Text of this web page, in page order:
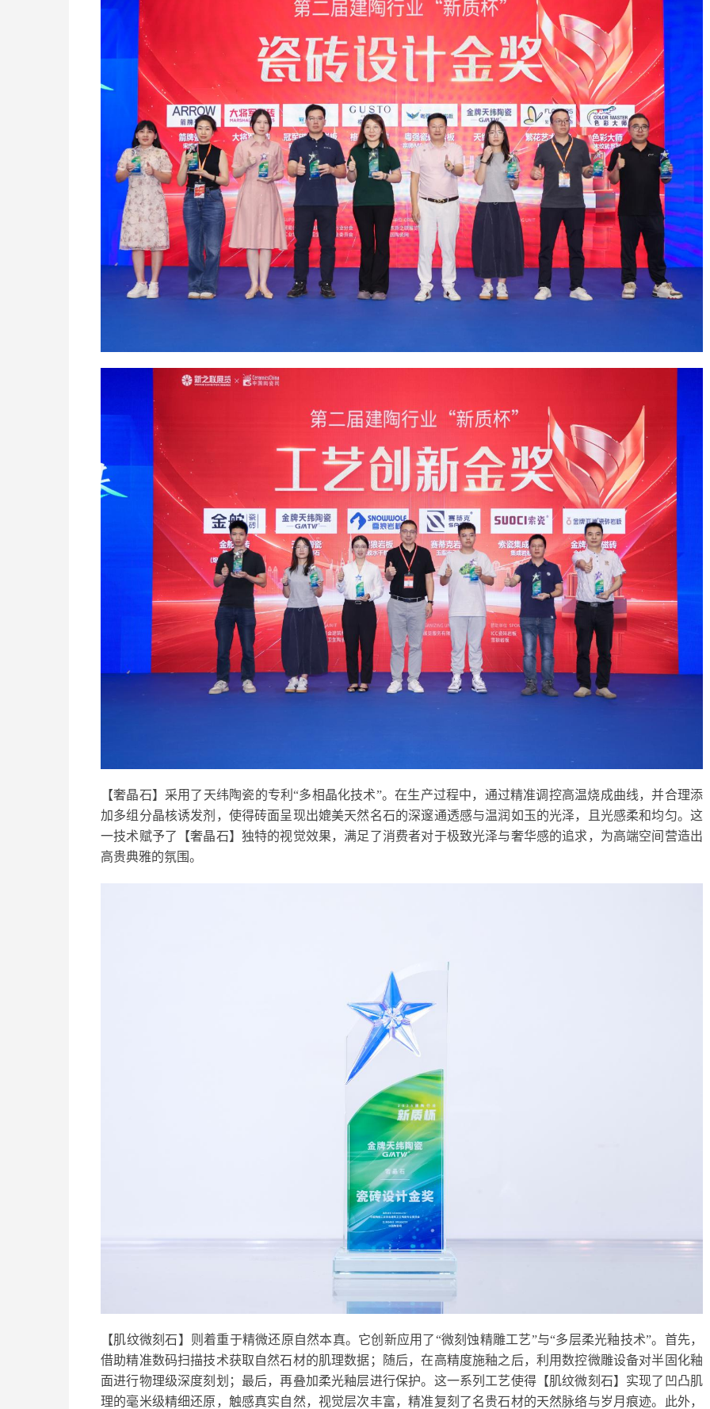
【奢晶石】采用了天纬陶瓷的专利“多相晶化技术”。在生产过程中，通过精准调控高温烧成曲线，并合理添
加多组分晶核诱发剂，使得砖面呈现出媲美天然名石的深邃通透感与温润如玉的光泽，且光感柔和均匀。这
一技术赋予了【奢晶石】独特的视觉效果，满足了消费者对于极致光泽与奢华感的追求，为高端空间营造出
高贵典雅的氛围。
【肌纹微刻石】则着重于精微还原自然本真。它创新应用了“微刻蚀精雕工艺”与“多层柔光釉技术”。首先，
借助精准数码扫描技术获取自然石材的肌理数据；随后，在高精度施釉之后，利用数控微雕设备对半固化釉
面进行物理级深度刻划；最后，再叠加柔光釉层进行保护。这一系列工艺使得【肌纹微刻石】实现了凹凸肌
理的毫米级精细还原，触感真实自然，视觉层次丰富，精准复刻了名贵石材的天然脉络与岁月痕迹。此外，